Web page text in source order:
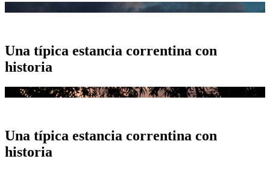
Una típica estancia correntina con
historia
Una típica estancia correntina con
historia